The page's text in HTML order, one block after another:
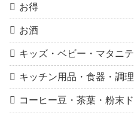
お得
お酒
キッズ・ベビー・マタニ
キッチン用品・食器・調
コーヒー豆・茶葉・粉末